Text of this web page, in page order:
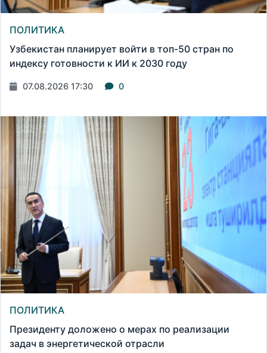
ПОЛИТИКА
Узбекистан планирует войти в топ-50 стран по
индексу готовности к ИИ к 2030 году
07.08.2026 17:30 0
ПОЛИТИКА
Президенту доложено о мерах по реализации
задач в энергетической отрасли